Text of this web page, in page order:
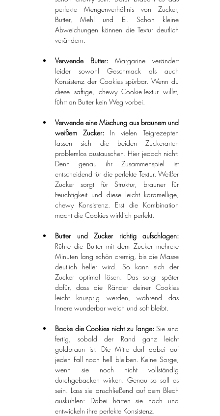
perfekte Mengenverhältnis von Zucker,
Butter, Mehl und Ei. Schon kleine
Abweichungen können die Textur deutlich
verändern.
Verwende Butter: Margarine verändert
leider sowohl Geschmack als auch
Konsistenz der Cookies spürbar. Wenn du
diese saftige, chewy Cookie-Textur willst,
führt an Butter kein Weg vorbei.
Verwende eine Mischung aus braunem und
weißem Zucker: In vielen Teigrezepten
lassen sich die beiden Zuckerarten
problemlos austauschen. Hier jedoch nicht:
Denn genau ihr Zusammenspiel ist
entscheidend für die perfekte Textur. Weißer
Zucker sorgt für Struktur, brauner für
Feuchtigkeit und diese leicht karamellige,
chewy Konsistenz. Erst die Kombination
macht die Cookies wirklich perfekt.
Rühre die Butter mit dem Zucker mehrere
Minuten lang schön cremig, bis die Masse
deutlich heller wird. So kann sich der
Zucker optimal lösen. Das sorgt später
dafür, dass die Ränder deiner Cookies
leicht knusprig werden, während das
Innere wunderbar weich und soft bleibt.
Backe die Cookies nicht zu lange: Sie sind
fertig, sobald der Rand ganz leicht
goldbraun ist. Die Mitte darf dabei auf
jeden Fall noch hell bleiben. Keine Sorge,
wenn sie noch nicht vollständig
durchgebacken wirken. Genau so soll es
sein. Lass sie anschließend auf dem Blech
auskühlen: Dabei härten sie nach und
entwickeln ihre perfekte Konsistenz.